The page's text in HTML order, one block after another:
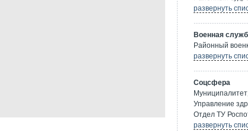
развернуть
Военная
Районный
развернуть
Соцсфера
Управление
Отдел ТУ
развернуть